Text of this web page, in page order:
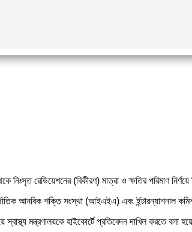
রেডিয়েশনের (বিকীরণ) মাত্রা ও ক্ষতির পরিমাণ
আনবিক শক্তি সংস্থা (আইএইএ) এবং
মন্ত্রণালয়কে হাইকোর্টে প্রতিবেদন দাখিল করতে বলা